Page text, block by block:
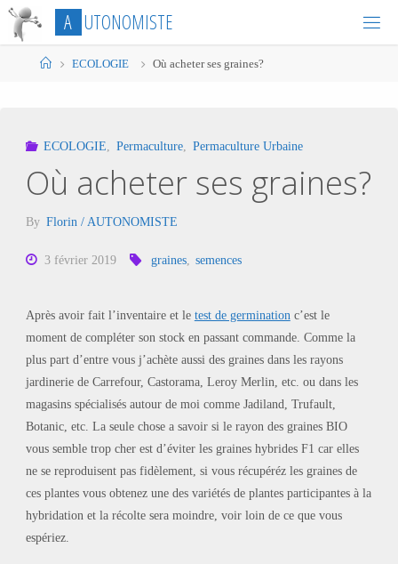
Skip
A UTONOMISTE
HomeECOLOGIE Où acheter ses graines?
ECOLOGIE Permaculture, Permaculture Urbaine
Où acheter ses graines?
By Florin / AUTONOMISTE
3 février 2019 graines, semences
Après avoir fait l’inventaire et le test de germinationc’est le
moment de compléter son stock en passant commande. Comme la
plus part d’entre vous j’achète aussi des graines dans les rayons
jardinerie de Carrefour, Castorama, Leroy Merlin, etc. ou dans les
magasins spécialisés autour de moi comme Jadiland, Trufault,
Botanic, etc. La seule chose a savoir si le rayon des graines BIO
vous semble trop cher est d’éviter les graines hybrides F1 car elles
ne se reproduisent pas fidèlement, si vous récupéréz les graines de
ces plantes vous obtenez une des variétés de plantes participantes à la
hybridation et la récolte sera moindre, voir loin de ce que vous
espériez.